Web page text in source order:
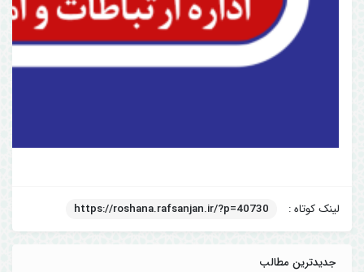
لینک کوتاه : https://roshana.rafsanjan.ir/?p=40730
جدیدترین مطالب